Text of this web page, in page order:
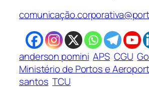
anderson pomini APS CGU
Ministério de Portos e
santos TCU